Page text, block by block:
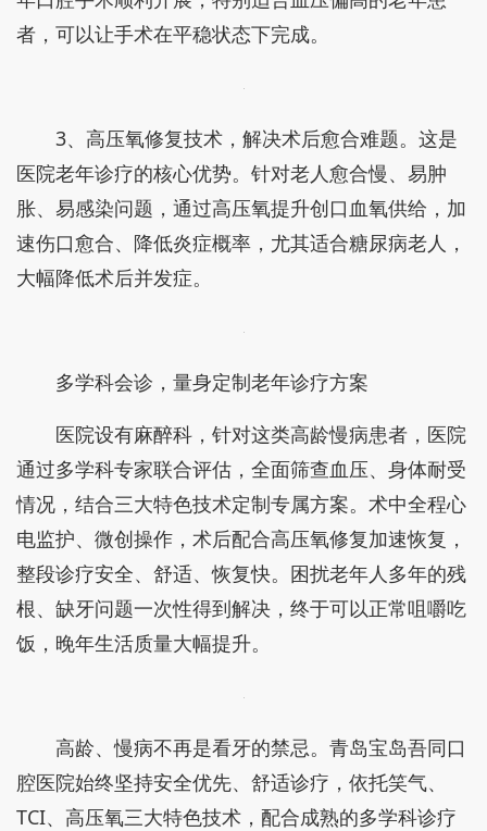
者，可以让手术在平稳状态下完成。
3、高压氧修复技术，解决术后愈合难题。这是
医院老年诊疗的核心优势。针对老人愈合慢、易肿
胀、易感染问题，通过高压氧提升创口血氧供给，加
速伤口愈合、降低炎症概率，尤其适合糖尿病老人，
大幅降低术后并发症。
多学科会诊，量身定制老年诊疗方案
医院设有麻醉科，针对这类高龄慢病患者，医院
通过多学科专家联合评估，全面筛查血压、身体耐受
情况，结合三大特色技术定制专属方案。术中全程心
电监护、微创操作，术后配合高压氧修复加速恢复，
整段诊疗安全、舒适、恢复快。困扰老年人多年的残
根、缺牙问题一次性得到解决，终于可以正常咀嚼吃
饭，晚年生活质量大幅提升。
高龄、慢病不再是看牙的禁忌。青岛宝岛吾同口
腔医院始终坚持安全优先、舒适诊疗，依托笑气、
TCI、高压氧三大特色技术，配合成熟的多学科诊疗